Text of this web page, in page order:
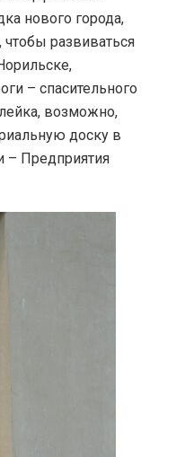
нового города,
развиваться
– спасительного
возможно,
доску в
– Предприятия